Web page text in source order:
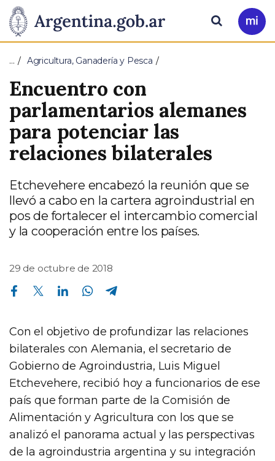
Presidencia
de
la
Nación
Pasar al contenido principal
Ir
a
Buscar
… Agricultura, Ganadería y Pesca
Encuentro con
parlamentarios alemanes
para potenciar las
relaciones bilaterales
Etchevehere encabezó la reunión que se
llevó a cabo en la cartera agroindustrial en
pos de fortalecer el intercambio comercial
y la cooperación entre los países.
29 de octubre de 2018
Compartir en Facebook Compartir en Twitter Compartir en Linkedin Compartir en Whatsapp
Con el objetivo de profundizar las relaciones
bilaterales con Alemania, el secretario de
Gobierno de Agroindustria, Luis Miguel
Etchevehere, recibió hoy a funcionarios de ese
país que forman parte de la Comisión de
Alimentación y Agricultura con los que se
analizó el panorama actual y las perspectivas
de la agroindustria argentina y su integración